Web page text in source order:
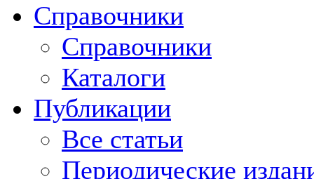
Справочники
Справочники
Каталоги
Публикации
Все статьи
Периодические